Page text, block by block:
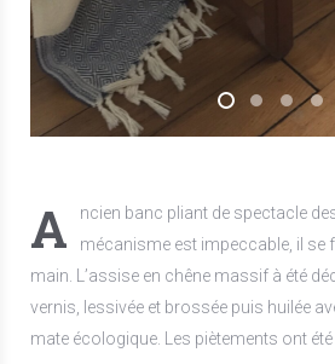
A
ncien banc pliant de spectacle
mécanisme est impeccable, il se
main. L’assise en chêne massif à été
vernis, lessivée et brossée puis huilée
mate écologique. Les piètements ont